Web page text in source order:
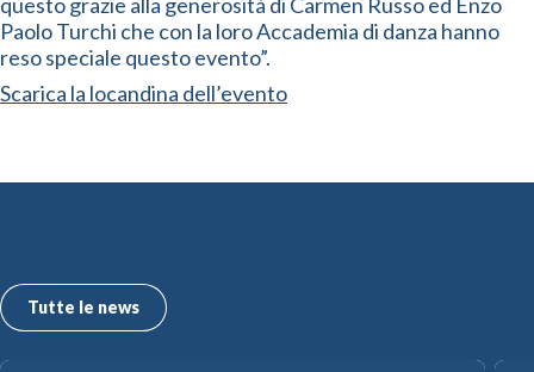
Paolo Turchi che con la loro Accademia di danza hanno
reso speciale questo evento”.
Scarica la locandina dell’evento
Tutte le news